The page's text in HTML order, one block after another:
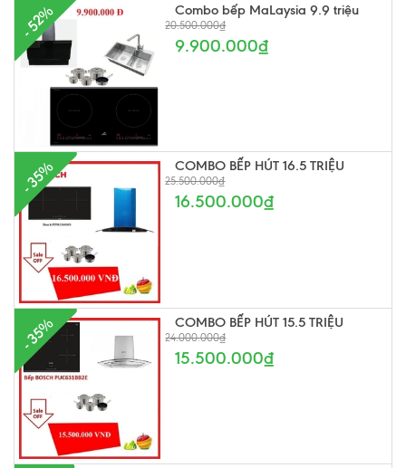
- 52% Combo bếp MaLaysia 9.9 triệu
20.500.000₫
9.900.000₫
- 35% COMBO BẾP HÚT 16.5 TRIỆU
25.500.000₫
16.500.000₫
- 35% COMBO BẾP HÚT 15.5 TRIỆU
24.000.000₫
15.500.000₫